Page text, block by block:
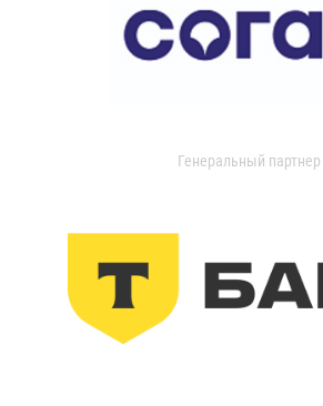
Генеральный партнер